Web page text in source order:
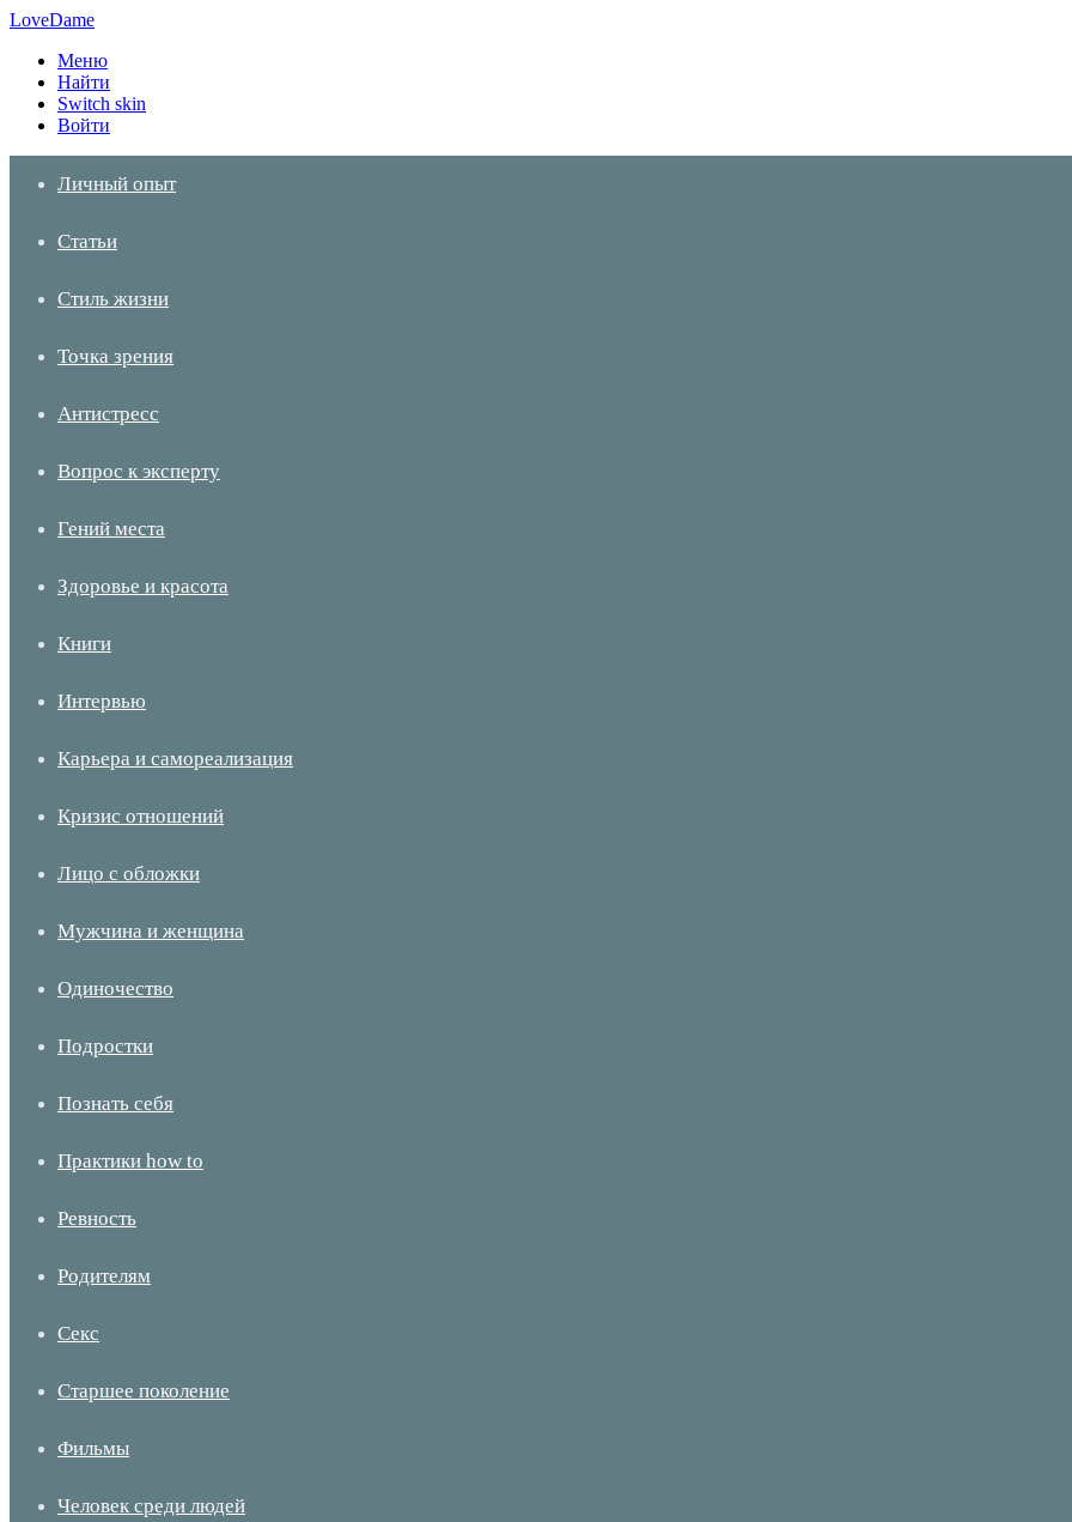
LoveDame
Меню
Найти
Switch skin
Войти
Личный опыт
Статьи
Стиль жизни
Точка зрения
Антистресс
Вопрос к эксперту
Гений места
Здоровье и красота
Книги
Интервью
Карьера и самореализация
Кризис отношений
Лицо с обложки
Мужчина и женщина
Одиночество
Подростки
Познать себя
Практики how to
Ревность
Родителям
Секс
Старшее поколение
Фильмы
Человек среди людей